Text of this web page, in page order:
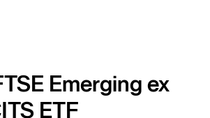
Emerging ex
ETF